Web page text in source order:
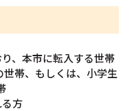
、本市に転入する世帯
帯、もしくは、小学生
方